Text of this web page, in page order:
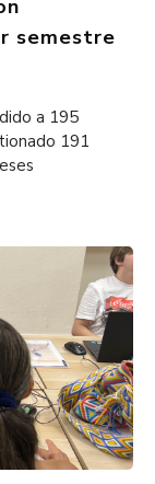
semestre
a 195
191